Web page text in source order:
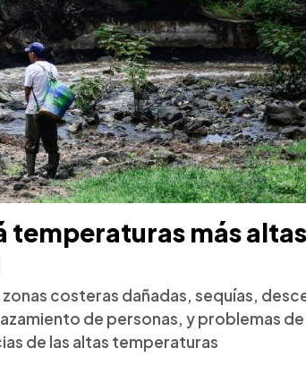
temperaturas más
costeras dañadas, sequías,
de personas, y problemas de
de las altas temperaturas